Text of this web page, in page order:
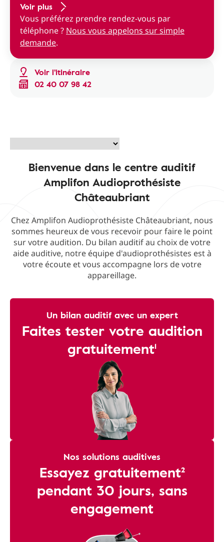
Voir l'itinéraire
02 40 07 98 42
Voir plus
Vous préférez prendre rendez-vous par
téléphone ? Nous vous appelons sur simple
demande.
Bienvenue dans le centre auditif
Amplifon Audioprothésiste
Châteaubriant
Chez Amplifon Audioprothésiste Châteaubriant, nous
sommes heureux de vous recevoir pour faire le point
sur votre audition. Du bilan auditif au choix de votre
aide auditive, notre équipe d'audioprothésistes est à
votre écoute et vous accompagne lors de votre
appareillage.
Un bilan auditif avec un expert
Faites tester votre audition
gratuitement¹
Nos solutions auditives
Essayez gratuitement²
pendant 30 jours, sans
engagement